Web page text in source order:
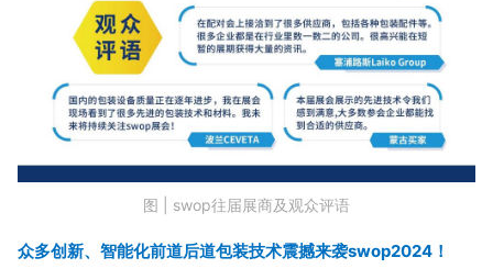
图 | swop往届展商及观众评语
众多创新、智能化前道后道包装技术震撼来袭swop2024！